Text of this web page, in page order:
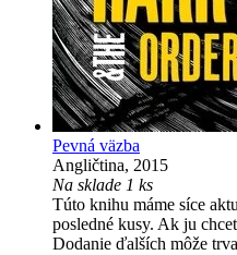
Pevná väzba
Angličtina, 2015
Na sklade 1 ks
Túto knihu máme síce
posledné kusy. Ak ju
Dodanie ďalších môže